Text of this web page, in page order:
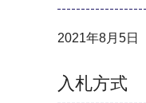
2021年8月5日
入札方式